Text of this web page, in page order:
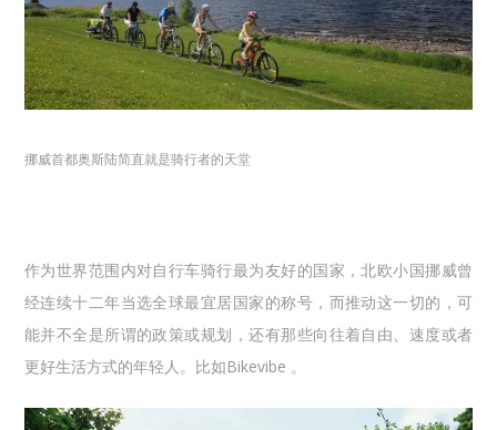
挪威首都奥斯陆简直就是骑行者的天堂
作为世界范围内对自行车骑行最为友好的国家，北欧小国挪威曾
经连续十二年当选全球最宜居国家的称号，而推动这一切的，可
能并不全是所谓的政策或规划，还有那些向往着自由、速度或者
更好生活方式的年轻人。比如Bikevibe 。